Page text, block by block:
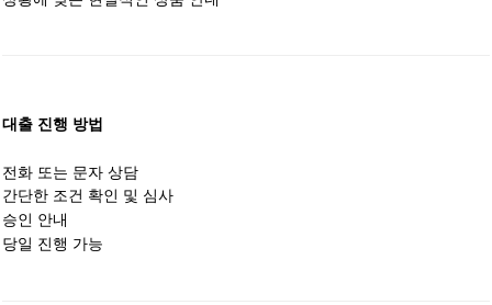
대출 진행 방법
전화 또는 문자 상담
간단한 조건 확인 및 심사
승인 안내
당일 진행 가능